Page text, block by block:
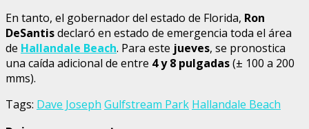
En tanto, el gobernador del estado de Florida, Ron
DeSantisdeclaró en estado de emergencia toda el área
de Hallandale Beach. Para este jueves, se pronostica
una caída adicional de entre 4 y 8 pulgadas(± 100 a 200
mms).
Tags: Dave Joseph Gulfstream Park Hallandale Beach